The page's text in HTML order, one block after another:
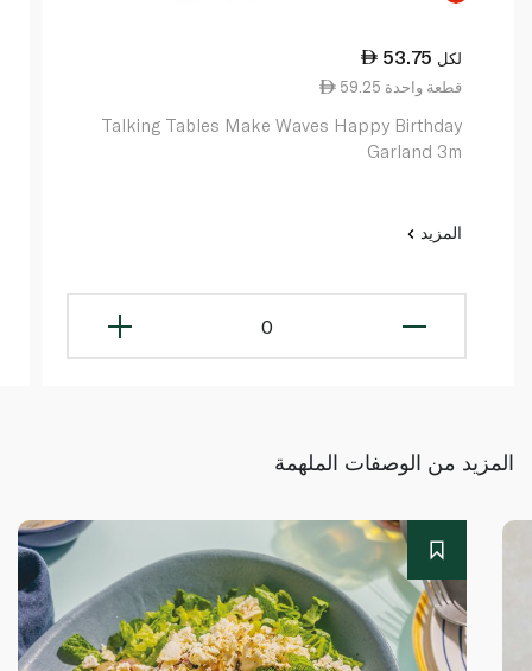
53.75 لكل
59.25 قطعة واحدة
Talking Tables Make Waves Happy Birthday
Garland 3m
المزيد
0
المزيد من الوصفات الملهمة